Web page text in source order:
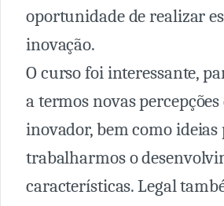
oportunidade de realizar
inovação.
O curso foi interessante,
a termos novas
inovador, bem como ideias
trabalharmos o
características. Legal